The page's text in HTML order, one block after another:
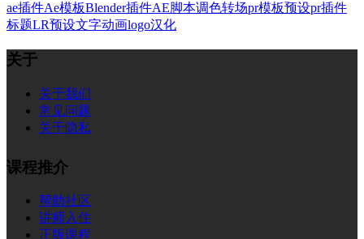
ae插件Ae模板Blender插件AE脚本调色转场pr模板预设pr插件
标题LR预设文字动画logo汉化
关于
关于我们
常见问题
关于隐私
课程推介
帮助社区
讲师入住
正版课程